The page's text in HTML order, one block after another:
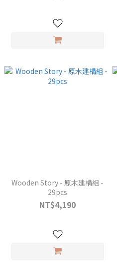
Wooden Story - 原木建構組 -
29pcs
NT$4,190